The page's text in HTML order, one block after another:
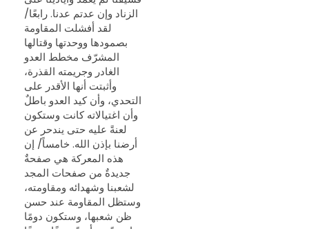
الزناد وإن عدتم عدنا. رابعًا/
لقد أفشلت المقاومة
بصمودها ووحدتها وقتالها
المشرّف مخطط العدو
الغادر وجريمته القذرة،
وأثبتت أنها الأقدر على
التحدي، وأن كيد العدو باطلٌ
وأن اغتيالاته كانت وستكون
لعنةً عليه حتى يندحر عن
أرضنا بإذن الله. خامساً/ إن
هذه المعركة هي صفحةٌ
جديدةٌ من صفحات المجد
لشعبنا وشهدائه ومقاومته،
وستظل المقاومة عند حسن
ظن شعبها، وستكون دومًا